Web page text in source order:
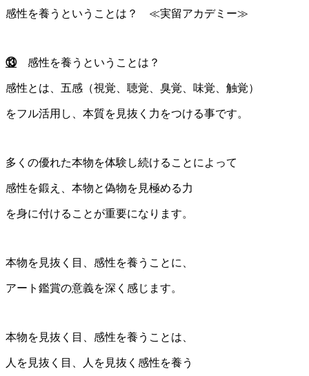
感性を養うということは？ ≪実留アカデミー≫
⑬ 感性を養うということは？
感性とは、五感（視覚、聴覚、臭覚、味覚、触覚）
をフル活用し、本質を見抜く力をつける事です。
多くの優れた本物を体験し続けることによって
感性を鍛え、本物と偽物を見極める力
を身に付けることが重要になります。
本物を見抜く目、感性を養うことに、
アート鑑賞の意義を深く感じます。
本物を見抜く目、感性を養うことは、
人を見抜く目、人を見抜く感性を養う